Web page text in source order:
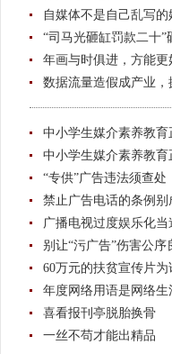
自媒体不是自己乱写的
“司马光砸缸罚款二十”
年画与时俱进，方能更
数据流量造假成产业
中小学生媒介素养教育
中小学生媒介素养教育
“专供”广告违法须查处
禁止广告电话的条例别
广播电视过度娱乐化当
别让“污广告”伤害公序
60万元的扶贫宣传片为
年度网络用语是网络生
喜看报刊亭脱胎换骨
一丝不苟才能出精品